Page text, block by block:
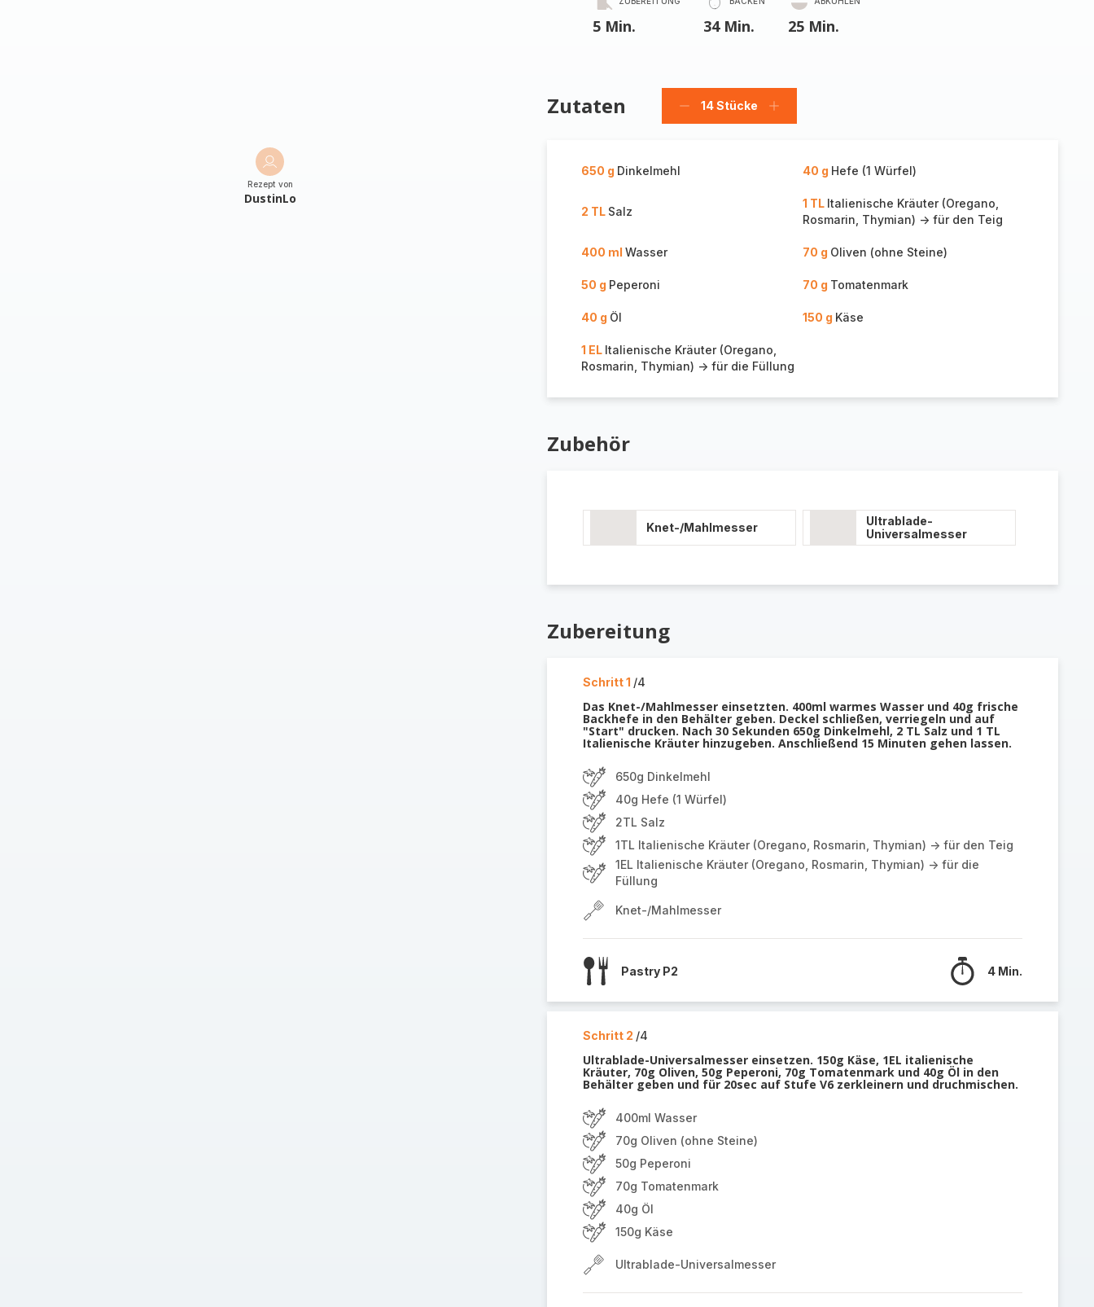
Rezept von
DustinLo
5 Min. 34 Min. 25 Min.
Zutaten
Stücke
14 Stücke
Stücke
650 g Dinkelmehl 40 g Hefe (1 Würfel)
2 TL Salz
1 TL Italienische Kräuter (Oregano,
Rosmarin, Thymian) -> für den Teig
400 ml Wasser 70 g Oliven (ohne Steine)
50 g Peperoni 70 g Tomatenmark
40 g Öl 150 g Käse
1 EL Italienische Kräuter (Oregano,
Rosmarin, Thymian) -> für die Füllung
Zubehör
Knet-/Mahlmesser
Ultrablade-
Universalmesser
Zubereitung
Schritt 1 /4
Das Knet-/Mahlmesser einsetzten. 400ml warmes Wasser und 40g frische
Backhefe in den Behälter geben. Deckel schließen, verriegeln und auf
"Start" drucken. Nach 30 Sekunden 650g Dinkelmehl, 2 TL Salz und 1 TL
Italienische Kräuter hinzugeben. Anschließend 15 Minuten gehen lassen.
650g Dinkelmehl
40g Hefe (1 Würfel)
2TL Salz
1TL Italienische Kräuter (Oregano, Rosmarin, Thymian) -> für den Teig
1EL Italienische Kräuter (Oregano, Rosmarin, Thymian) -> für die
Füllung
Knet-/Mahlmesser
Pastry P2 4 Min.
Schritt 2 /4
Ultrablade-Universalmesser einsetzen. 150g Käse, 1EL italienische
Kräuter, 70g Oliven, 50g Peperoni, 70g Tomatenmark und 40g Öl in den
Behälter geben und für 20sec auf Stufe V6 zerkleinern und druchmischen.
400ml Wasser
70g Oliven (ohne Steine)
50g Peperoni
70g Tomatenmark
40g Öl
150g Käse
Ultrablade-Universalmesser